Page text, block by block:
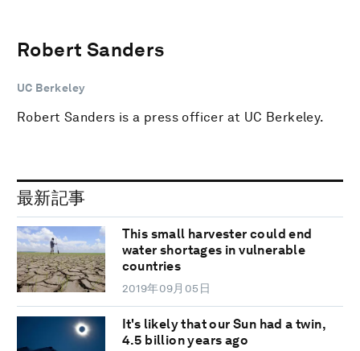
Robert Sanders
UC Berkeley
Robert Sanders is a press officer at UC Berkeley.
最新記事
This small harvester could end
water shortages in vulnerable
countries
2019年09月05日
It's likely that our Sun had a twin,
4.5 billion years ago